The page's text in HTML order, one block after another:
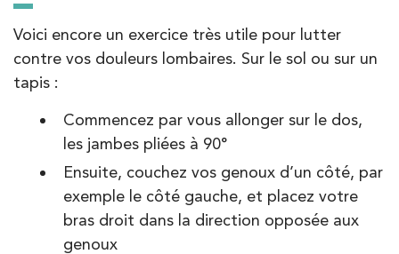
Voici encore un exercice très utile pour lutter
contre vos douleurs lombaires. Sur le sol ou sur un
tapis :
Commencez par vous allonger sur le dos,
les jambes pliées à 90°
Ensuite, couchez vos genoux d’un côté, par
exemple le côté gauche, et placez votre
bras droit dans la direction opposée aux
genoux
Koss Paris 8 – Haussmann
74 Bd Haussmann 75008 Paris
01 44 71 93 74
PRENDRE RDV
PRENDRE RDV
Kinésithérapie